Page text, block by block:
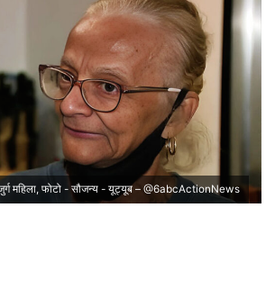
महिला, फोटो - सौजन्य - यूट्यूब – @6abcActionNews